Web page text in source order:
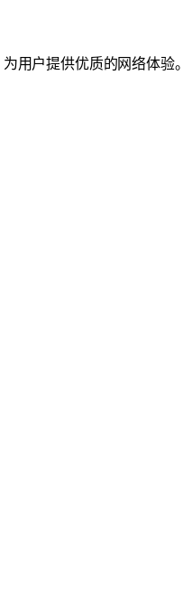
用户提供优质的网络体验。